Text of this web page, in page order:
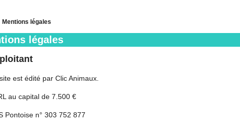
Mentions légales
légales
est édité par Clic Animaux.
au capital de 7.500 €
Pontoise n° 303 752 877